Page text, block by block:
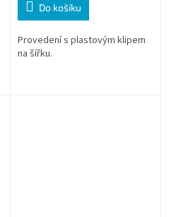
Do košíku
Provedení s plastovým klipem
na šířku.